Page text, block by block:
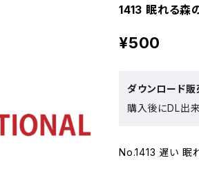
1413 眠れる森
¥500
ダウンロード
購入後にDL出
No.1413 遅い 眠